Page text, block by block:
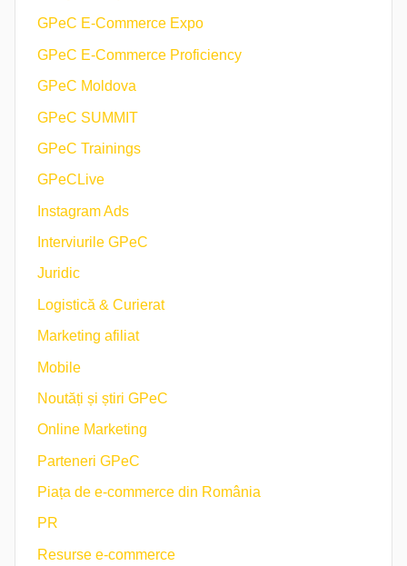
GPeC E-Commerce Expo
GPeC E-Commerce Proficiency
GPeC Moldova
GPeC SUMMIT
GPeC Trainings
GPeCLive
Instagram Ads
Interviurile GPeC
Juridic
Logistică & Curierat
Marketing afiliat
Mobile
Noutăți și știri GPeC
Online Marketing
Parteneri GPeC
Piața de e-commerce din România
PR
Resurse e-commerce